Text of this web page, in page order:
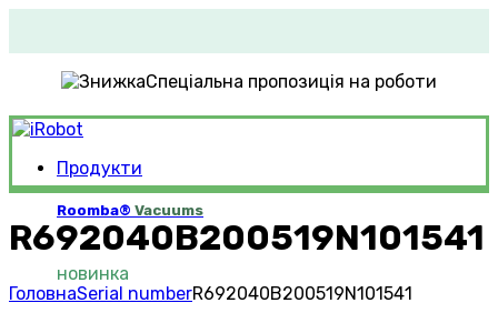
Спеціальна пропозиція на роботи
Продукти
Roomba® Vacuums
новинка
R692040B200519N101541
ГоловнаSerial numberR692040B200519N101541